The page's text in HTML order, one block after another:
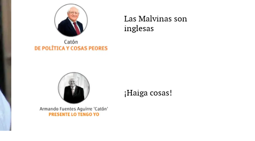
Las Malvinas son
inglesas
¡Haiga cosas!